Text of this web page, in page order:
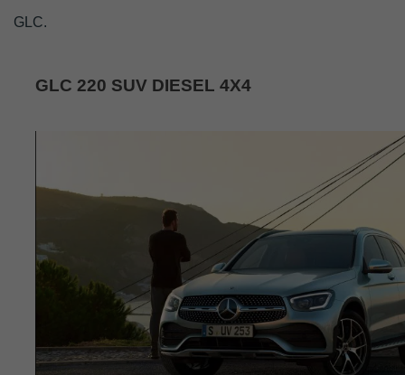
GLC.
GLC 220 SUV DIESEL 4X4